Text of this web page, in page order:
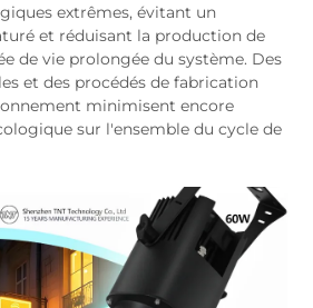
extrêmes, évitant un
et réduisant la production de
de vie prolongée du système. Des
et des procédés de fabrication
minimisent encore
sur l'ensemble du cycle de